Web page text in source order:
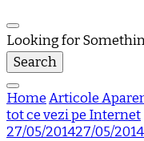
Looking for
HomeArticole
tot ce vezi pe Internet
27/05/201427/05/2014